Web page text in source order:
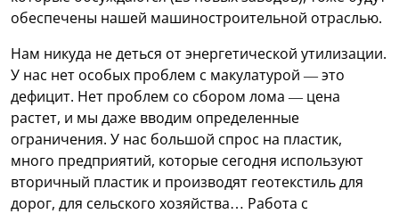
обеспечены нашей машиностроительной отраслью.
Нам никуда не деться от энергетической утилизации.
У нас нет особых проблем с макулатурой — это
дефицит. Нет проблем со сбором лома — цена
растет, и мы даже вводим определенные
ограничения. У нас большой спрос на пластик,
много предприятий, которые сегодня используют
вторичный пластик и производят геотекстиль для
дорог, для сельского хозяйства… Работа с